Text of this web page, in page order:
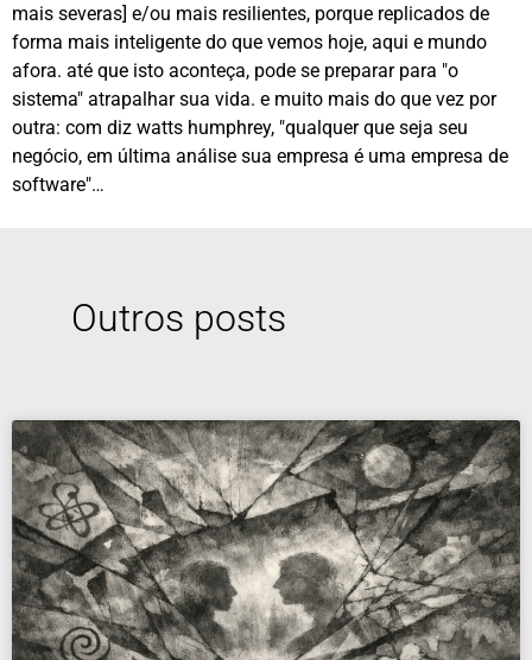
mais severas] e/ou mais resilientes, porque replicados de
forma mais inteligente do que vemos hoje, aqui e mundo
afora. até que isto aconteça, pode se preparar para "o
sistema" atrapalhar sua vida. e muito mais do que vez por
outra: com diz watts humphrey, "qualquer que seja seu
negócio, em última análise sua empresa é uma empresa de
software"…
Outros posts